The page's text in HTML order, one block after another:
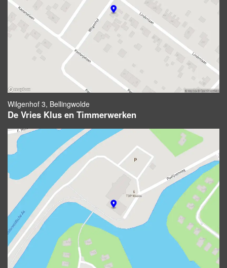
Wilgenhof 3, Bellingwolde
De Vries Klus en Timmerwerken